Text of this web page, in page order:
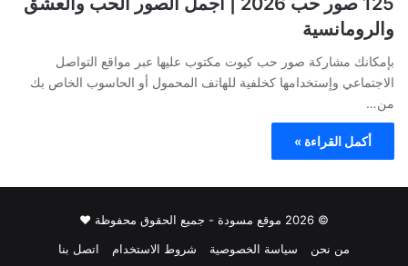
والرومانسية
بإمكانك مشاركة صور حب كيوت مكتوب عليها عبر مواقع التواصل
الاجتماعي وإستخدامها كخلفية للهاتف المحمول أو الحاسوب الخاص بك
من…
أكمل القراءة »
© 2026 موقع مسودة - جميع الحقوق محفوظة ♥
من نحن
سياسة الخصوصية شروط الاستخدام اتصل بنا